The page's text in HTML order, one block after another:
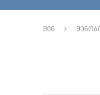
შინ